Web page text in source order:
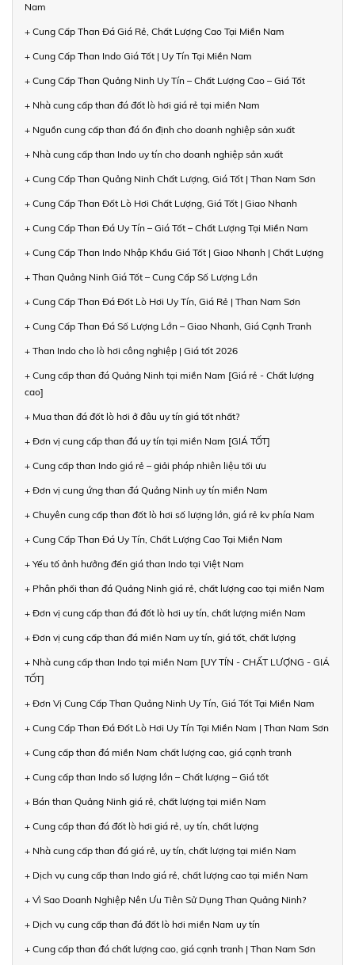
Nam
+ Cung Cấp Than Đá Giá Rẻ, Chất Lượng Cao Tại Miền Nam
+ Cung Cấp Than Indo Giá Tốt | Uy Tín Tại Miền Nam
+ Cung Cấp Than Quảng Ninh Uy Tín – Chất Lượng Cao – Giá Tốt
+ Nhà cung cấp than đá đốt lò hơi giá rẻ tại miền Nam
+ Nguồn cung cấp than đá ổn định cho doanh nghiệp sản xuất
+ Nhà cung cấp than Indo uy tín cho doanh nghiệp sản xuất
+ Cung Cấp Than Quảng Ninh Chất Lượng, Giá Tốt | Than Nam Sơn
+ Cung Cấp Than Đốt Lò Hơi Chất Lượng, Giá Tốt | Giao Nhanh
+ Cung Cấp Than Đá Uy Tín – Giá Tốt – Chất Lượng Tại Miền Nam
+ Cung Cấp Than Indo Nhập Khẩu Giá Tốt | Giao Nhanh | Chất Lượng
+ Than Quảng Ninh Giá Tốt – Cung Cấp Số Lượng Lớn
+ Cung Cấp Than Đá Đốt Lò Hơi Uy Tín, Giá Rẻ | Than Nam Sơn
+ Cung Cấp Than Đá Số Lượng Lớn – Giao Nhanh, Giá Cạnh Tranh
+ Than Indo cho lò hơi công nghiệp | Giá tốt 2026
+ Cung cấp than đá Quảng Ninh tại miền Nam [Giá rẻ - Chất lượng
cao]
+ Mua than đá đốt lò hơi ở đâu uy tín giá tốt nhất?
+ Đơn vị cung cấp than đá uy tín tại miền Nam [GIÁ TỐT]
+ Cung cấp than Indo giá rẻ – giải pháp nhiên liệu tối ưu
+ Đơn vị cung ứng than đá Quảng Ninh uy tín miền Nam
+ Chuyên cung cấp than đốt lò hơi số lượng lớn, giá rẻ kv phía Nam
+ Cung Cấp Than Đá Uy Tín, Chất Lượng Cao Tại Miền Nam
+ Yếu tố ảnh hưởng đến giá than Indo tại Việt Nam
+ Phân phối than đá Quảng Ninh giá rẻ, chất lượng cao tại miền Nam
+ Đơn vị cung cấp than đá đốt lò hơi uy tín, chất lượng miền Nam
+ Đơn vị cung cấp than đá miền Nam uy tín, giá tốt, chất lượng
+ Nhà cung cấp than Indo tại miền Nam [UY TÍN - CHẤT LƯỢNG - GIÁ
TỐT]
+ Đơn Vị Cung Cấp Than Quảng Ninh Uy Tín, Giá Tốt Tại Miền Nam
+ Cung Cấp Than Đá Đốt Lò Hơi Uy Tín Tại Miền Nam | Than Nam Sơn
+ Cung cấp than đá miền Nam chất lượng cao, giá cạnh tranh
+ Cung cấp than Indo số lượng lớn – Chất lượng – Giá tốt
+ Bán than Quảng Ninh giá rẻ, chất lượng tại miền Nam
+ Cung cấp than đá đốt lò hơi giá rẻ, uy tín, chất lượng
+ Nhà cung cấp than đá giá rẻ, uy tín, chất lượng tại miền Nam
+ Dịch vụ cung cấp than Indo giá rẻ, chất lượng cao tại miền Nam
+ Vì Sao Doanh Nghiệp Nên Ưu Tiên Sử Dụng Than Quảng Ninh?
+ Dịch vụ cung cấp than đá đốt lò hơi miền Nam uy tín
+ Cung cấp than đá chất lượng cao, giá cạnh tranh | Than Nam Sơn